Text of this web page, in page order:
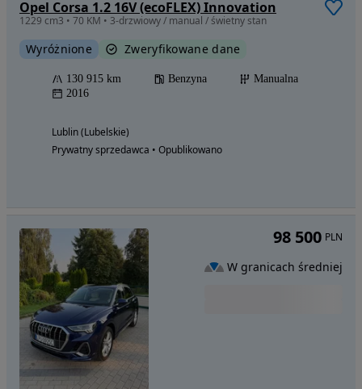
Opel Corsa 1.2 16V (ecoFLEX) Innovation
1229 cm3 • 70 KM • 3-drzwiowy / manual / świetny stan
Wyróżnione Zweryfikowane dane
130 915 km Benzyna
Manualna
2016
Lublin (Lubelskie)
Prywatny sprzedawca • Opublikowano
98 500 PLN
W granicach średniej